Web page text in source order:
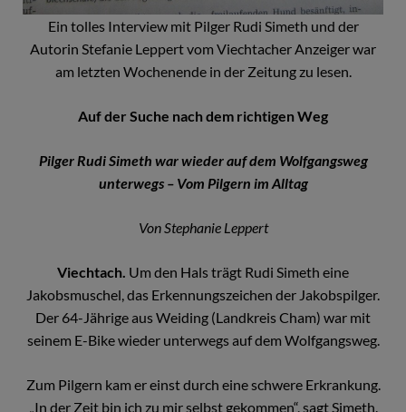
Ein tolles Interview mit Pilger Rudi Simeth und der
Autorin Stefanie Leppert vom Viechtacher Anzeiger war
am letzten Wochenende in der Zeitung zu lesen.
Auf der Suche nach dem richtigen Weg
Pilger Rudi Simeth war wieder auf dem Wolfgangsweg
unterwegs – Vom Pilgern im Alltag
Von Stephanie Leppert
Viechtach. Um den Hals trägt Rudi Simeth eine
Jakobsmuschel, das Erkennungszeichen der Jakobspilger.
Der 64-Jährige aus Weiding (Landkreis Cham) war mit
seinem E-Bike wieder unterwegs auf dem Wolfgangsweg.
Zum Pilgern kam er einst durch eine schwere Erkrankung.
„In der Zeit bin ich zu mir selbst gekommen“, sagt Simeth.